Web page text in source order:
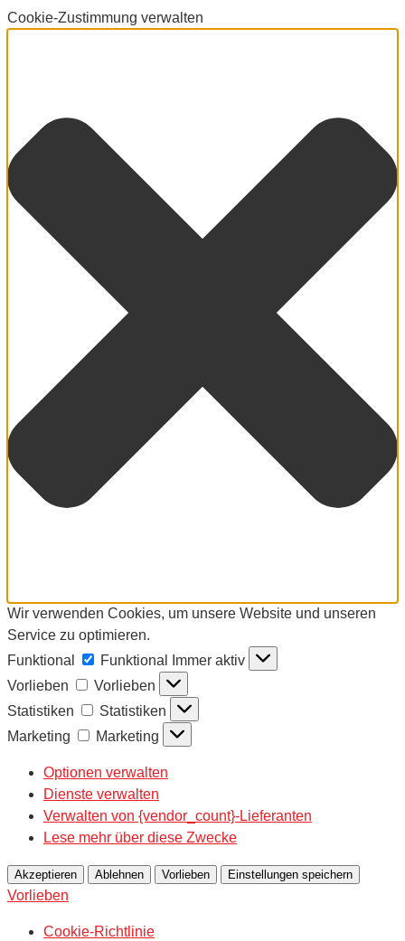
Cookie-Zustimmung verwalten
Wir verwenden Cookies, um unsere Website und unseren
Service zu optimieren.
Funktional
Funktional
Immer aktiv
Vorlieben
Vorlieben
Statistiken
Statistiken
Marketing
Marketing
Optionen verwalten
Dienste verwalten
Verwalten von {vendor_count}-Lieferanten
Lese mehr über diese Zwecke
Akzeptieren Ablehnen Vorlieben Einstellungen speichern
Vorlieben
Cookie-Richtlinie